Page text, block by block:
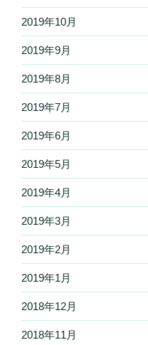
2019年10月
2019年9月
2019年8月
2019年7月
2019年6月
2019年5月
2019年4月
2019年3月
2019年2月
2019年1月
2018年12月
2018年11月